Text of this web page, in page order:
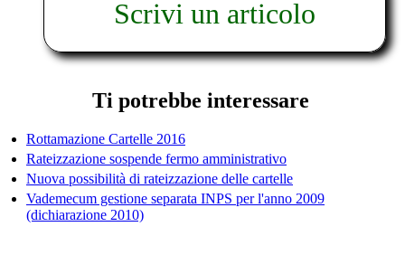
Scrivi un articolo
Ti potrebbe interessare
Rottamazione Cartelle 2016
Rateizzazione sospende fermo amministrativo
Nuova possibilità di rateizzazione delle cartelle
Vademecum gestione separata INPS per l'anno 2009
(dichiarazione 2010)